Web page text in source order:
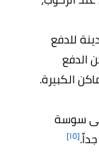
للدفع
الدفع
الكبيرة.
سوسة
[١٥]